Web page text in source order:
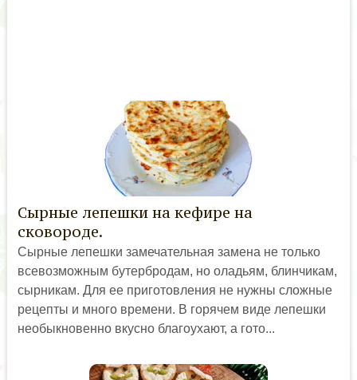
Сырные лепешки на кефире на
сковороде.
Сырные лепешки замечательная замена не только
всевозможным бутербродам, но оладьям, блинчикам,
сырникам. Для ее приготовления не нужны сложные
рецепты и много времени. В горячем виде лепешки
необыкновенно вкусно благоухают, а гото...